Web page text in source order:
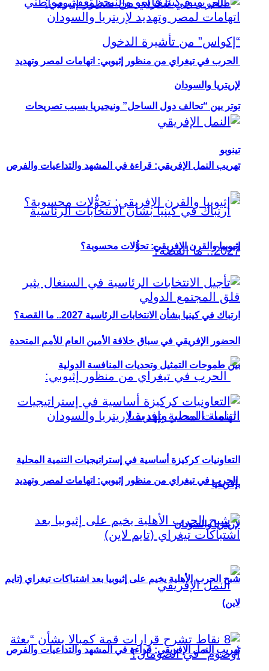
توتر بين “تحالف دول الساحل” ونيجيريا بسبب تصريحات
تينوبو
ارتباك في كينيا بشأن الانتخابات الرئاسية 2027.. ما القصة؟
الحرب في تيغراي من منظور إثيوبي: اتهامات لمصر وتهديد
لإريتريا والسودان
تهريب النمل الإفريقي: قراءة في المشهد والتداعيات والفرص
الحرب في تيغراي من منظور إثيوبي: اتهامات لمصر وتهديد
لإريتريا والسودان
تهريب النمل الإفريقي: قراءة في المشهد والتداعيات والفرص
إثيوبيا والقرن الإفريقي: تحوُّلات محسوبة؟
الحضور الإفريقي في سباق خلافة الأمين العام للأمم المتحدة
بين طموحات التمثيل وتحديات المنافسة الدولية
التعاونيات كركيزة أساسية في إستراتيجيات التنمية المحلية
بإفريقيا
شبح الحرب الأهلية يخيم على إثيوبيا بعد اشتباكات تيغراي (تايم
لاين)